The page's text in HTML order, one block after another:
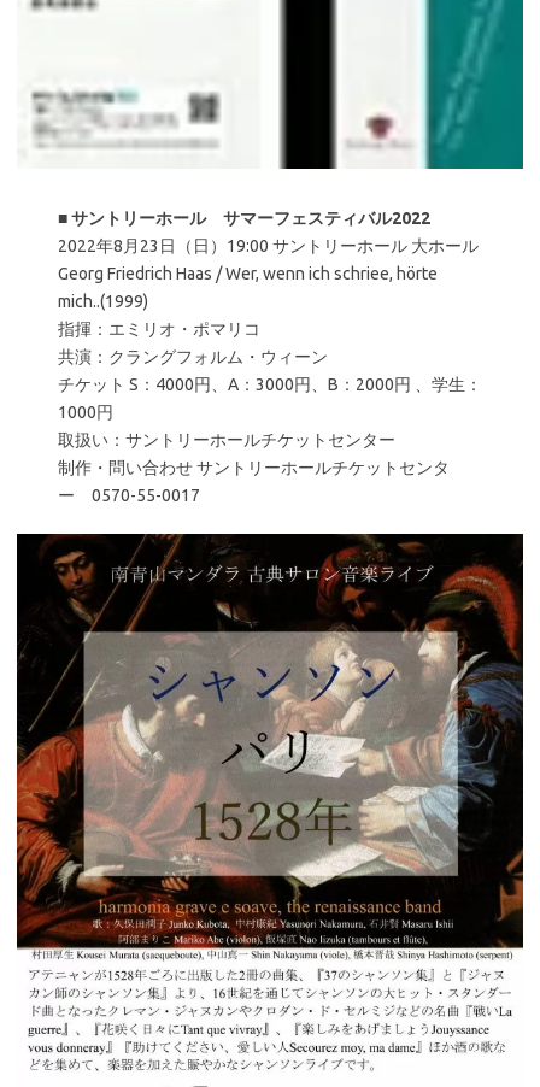
■サントリーホール サマーフェスティバル2022
2022年8月23日（日）19:00 サントリーホール 大ホール
Georg Friedrich Haas / Wer, wenn ich schriee, hörte
mich..(1999)
指揮：エミリオ・ポマリコ
共演：クラングフォルム・ウィーン
チケット S：4000円、A：3000円、B：2000円 、学生：
1000円
取扱い：サントリーホールチケットセンター
制作・問い合わせ サントリーホールチケットセンタ
ー 0570-55-0017